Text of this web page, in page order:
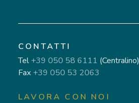
CONTATTI
Tel+39 050 58 6111 (Centralino)
Fax +39 050 53 2063
LAVORA CON NOI